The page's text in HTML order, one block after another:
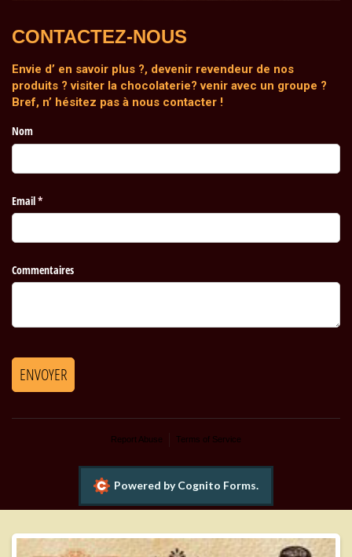
CONTACTEZ-NOUS
Envie d’ en savoir plus ?, devenir revendeur de nos
produits ? visiter la chocolaterie? venir avec un groupe ?
Bref, n’ hésitez pas à nous contacter !